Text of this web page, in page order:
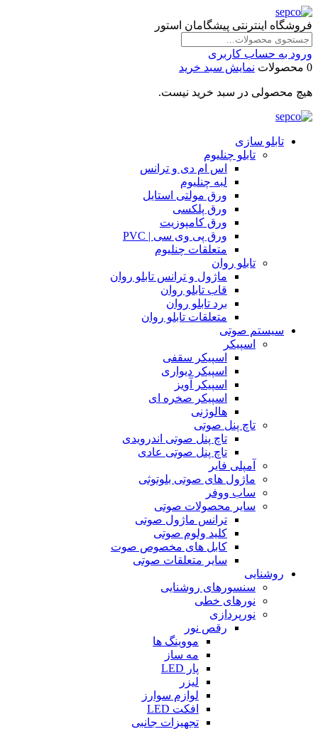
فروشگاه اینترنتی پیشگامان استور
ورود به حساب کاربری
0 محصولات
نمایش سبد خرید
هیچ محصولی در سبد خرید نیست.
تابلو سازی
تابلو چنلیوم
اس ام دی و ترانس
لبه چنلیوم
ورق مولتی استایل
ورق پلکسی
ورق کامپوزیت
ورق پی وی سی | PVC
متعلقات چنلیوم
تابلو روان
ماژول و ترانس تابلو روان
قاب تابلو روان
برد تابلو روان
متعلقات تابلو روان
سیستم صوتی
اسپیکر
اسپیکر سقفی
اسپیکر دیواری
اسپیکر آویز
اسپیکر صخره ای
هالوژنی
تاچ پنل صوتی
تاچ پنل صوتی اندرویدی
تاچ پنل صوتی عادی
آمپلی فایر
ماژول های صوتی بلوتوثی
ساب ووفر
سایر محصولات صوتی
ترانس ماژول صوتی
کلید ولوم صوتی
کابل های مخصوص صوت
سایر متعلقات صوتی
روشنایی
سنسورهای روشنایی
نورهای خطی
نورپردازی
رقص نور
مووینگ ها
مه ساز
پار LED
لیزر
لوازم سوارز
افکت LED
تجهیزات جانبی